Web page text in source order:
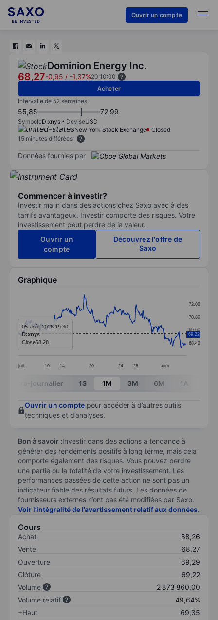
Ouvrir un compte
Dominion Energy Inc.
68,27-0,95 / -1,37%20:10:00
Acheter
Intervalle de 52 semaines
55,85 72,99
SymboleD:xnys DeviseUSD
New York Stock Exchange
Closed
15 minutes différées
Données fournies par
Commencer à investir?
Investir malin dans des actions chez Saxo avec à des
tarrifs avantageux. Investir comporte des risques. Votre
investissement peut perdre de la valeur.
Ouvrir un
compte
Découvrez l'offre de
Saxo
Graphique
Line chart with 299 data points.
The chart has 1 X axis displaying categories.
The chart has 1 Y axis displaying values. Data
juil. 10 14 20 24 28 août
68,40
69,60
70,80
72,00
69,22
05-août-2026 19:30
D:xnys
Close68,28
End of interactive chart.
Intra-journalier 1S 1M 3M 6M 1A
Ouvrir un compte pour accéder à d’autres outils
techniques et d’analyses.
Bon à savoir :Investir dans des actions a tendance à
générer des rendements positifs à long terme, mais cela
comporte également des risques. Vous pouvez perdre
une partie ou la totalité de votre investissement. Les
performances passées de cette action ne sont pas un
indicateur fiable des résultats futurs. Les données de
fournisseurs externes n’ont pas été modifiées par Saxo.
Voir l’intégralité de l’avertissement relatif aux données.
Cours
Achat
68,26
Vente
68,27
Ouverture
69,29
Clôture
69,22
Volume
2 873 860,00
Volume relatif
49,64%
+Haut
69,35